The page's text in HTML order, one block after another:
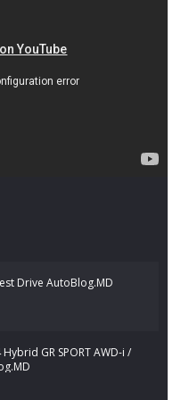
Drive AutoBlog.MD
GR SPORT AWD-i /